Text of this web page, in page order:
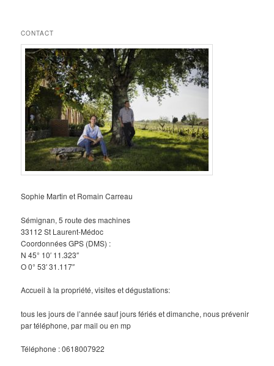
CONTACT
Sophie Martin et Romain Carreau
Sémignan, 5 route des machines
33112 St Laurent-Médoc
Coordonnées GPS (DMS) :
N 45° 10′ 11.323″
O 0° 53′ 31.117″
Accueil à la propriété, visites et dégustations:
tous les jours de l’année sauf jours fériés et dimanche, nous prévenir
par téléphone, par mail ou en mp
Téléphone : 0618007922